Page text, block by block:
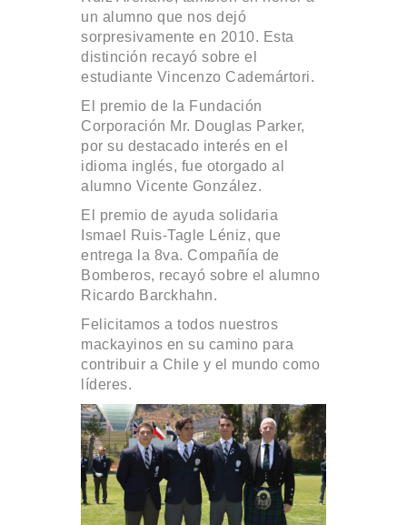
un alumno que nos dejó
sorpresivamente en 2010. Esta
distinción recayó sobre el
estudiante Vincenzo Cademártori.
El premio de la Fundación
Corporación Mr. Douglas Parker,
por su destacado interés en el
idioma inglés, fue otorgado al
alumno Vicente González.
El premio de ayuda solidaria
Ismael Ruis-Tagle Léniz, que
entrega la 8va. Compañía de
Bomberos, recayó sobre el alumno
Ricardo Barckhahn.
Felicitamos a todos nuestros
mackayinos en su camino para
contribuir a Chile y el mundo como
líderes.